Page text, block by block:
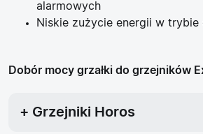
alarmowych
Niskie zużycie energii w trybie
Dobór mocy grzałki do grzejników
+ Grzejniki Horos